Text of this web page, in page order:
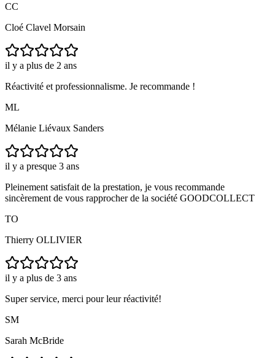
CC
Cloé Clavel Morsain
il y a plus de 2 ans
Réactivité et professionnalisme. Je recommande !
ML
Mélanie Liévaux Sanders
il y a presque 3 ans
Pleinement satisfait de la prestation, je vous recommande
sincèrement de vous rapprocher de la société GOODCOLLECT
TO
Thierry OLLIVIER
il y a plus de 3 ans
Super service, merci pour leur réactivité!
SM
Sarah McBride